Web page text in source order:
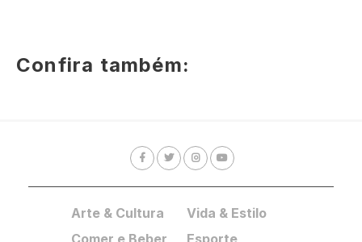
Confira também:
Arte & Cultura
Vida & Estilo